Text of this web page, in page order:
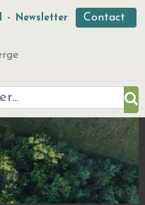
- Newsletter Contact